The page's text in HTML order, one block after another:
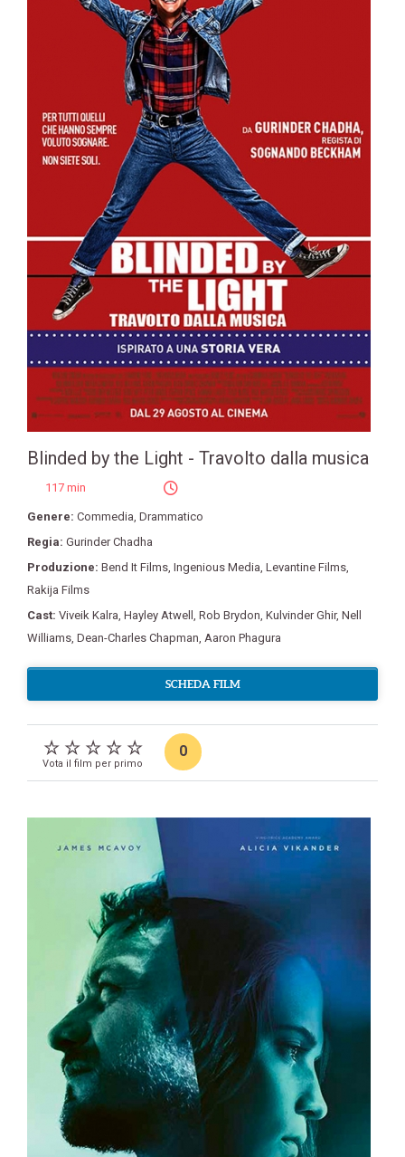
Blinded by the Light - Travolto dalla musica
117 min
Genere: Commedia, Drammatico
Regia: Gurinder Chadha
Produzione: Bend It Films, Ingenious Media, Levantine Films,
Rakija Films
Cast: Viveik Kalra, Hayley Atwell , Rob Brydon, Kulvinder Ghir, Nell
Williams, Dean-Charles Chapman, Aaron Phagura
SCHEDA FILM
Vota il film per primo
0